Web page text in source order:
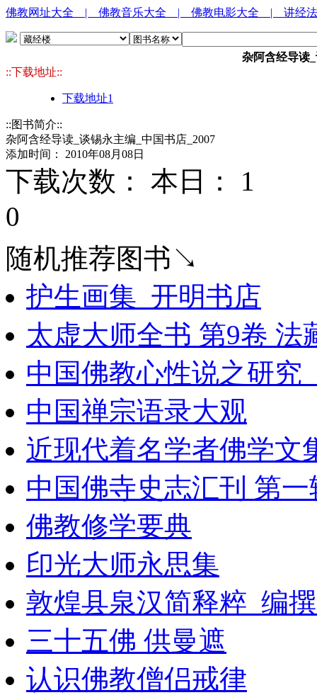
佛教网址大全 | 佛教音乐大全 | 佛教电影大全 | 讲经
杂阿含经导读
::下载地址::
下载地址1
::图书简介::
杂阿含经导读_谈锡永主编_中国书店_2007
添加时间： 2010年08月08日
下载次数： 本日： 1
0
随机推荐图书↘
护生画集_开明书店
太虚大师全书 第9卷 法
中国佛教心性说之研究
中国禅宗语录大观
近现代着名学者佛学文
中国佛寺史志汇刊 第
佛教修学要典
印光大师永思集
敦煌县泉汉简释粹_编
三十五佛 供曼遮
认识佛教僧侣戒律